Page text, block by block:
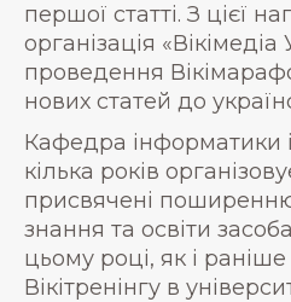
першої статті. З цієї
організація
проведення
нових статей до
Кафедра інформатики
кілька років
присвячені
знання та освіти
цьому році, як і раніше
Вікітренінгу в